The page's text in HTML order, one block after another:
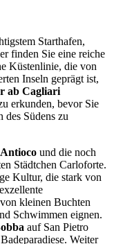
Starthafen,
finden Sie eine reiche
Küstenlinie, die von
Inseln geprägt ist,
ab Cagliari
erkunden, bevor Sie
des Südens zu
und die noch
Städtchen Carloforte.
Kultur, die stark von
kleinen Buchten
Schwimmen eignen.
auf San Pietro
Weiter